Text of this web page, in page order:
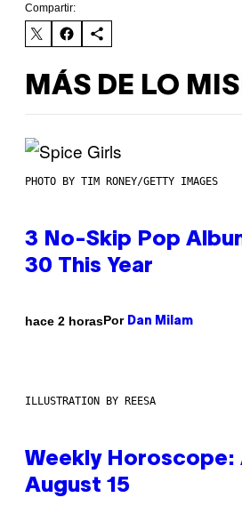
Compartir:
MÁS DE LO
PHOTO BY TIM RONEY/GETTY IMAGES
3 No-Skip Pop
30 This Year
hace 2 horasPor Dan Milam
ILLUSTRATION BY REESA
Weekly Horoscope:
August 15